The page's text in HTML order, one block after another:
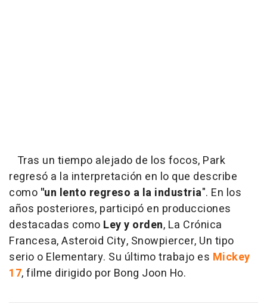
Tras un tiempo alejado de los focos, Park
regresó a la interpretación en lo que describe
como "un lento regreso a la industria". En los
años posteriores, participó en producciones
destacadas como Ley y orden, La Crónica
Francesa, Asteroid City, Snowpiercer, Un tipo
serio o Elementary. Su último trabajo es Mickey
17, filme dirigido por Bong Joon Ho.